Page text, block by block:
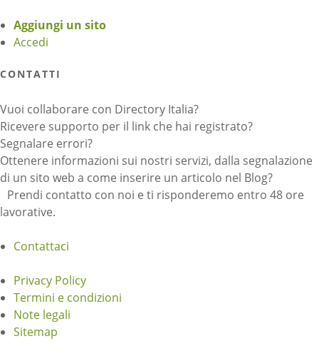
Aggiungi un sito
Accedi
CONTATTI
Vuoi collaborare con Directory Italia?
Ricevere supporto per il link che hai registrato?
Segnalare errori?
Ottenere informazioni sui nostri servizi, dalla segnalazione
di un sito web a come inserire un articolo nel Blog?
Prendi contatto con noi e ti risponderemo entro 48 ore
lavorative.
Contattaci
Privacy Policy
Termini e condizioni
Note legali
Sitemap